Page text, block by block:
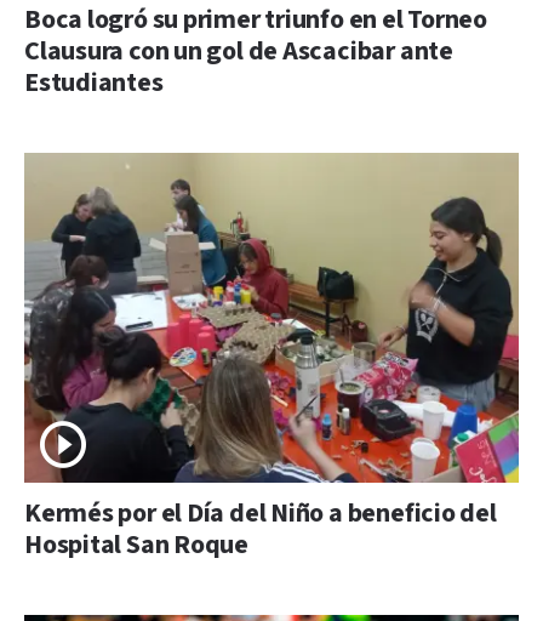
Boca logró su primer triunfo en el Torneo
Clausura con un gol de Ascacibar ante
Estudiantes
Kermés por el Día del Niño a beneficio del
Hospital San Roque